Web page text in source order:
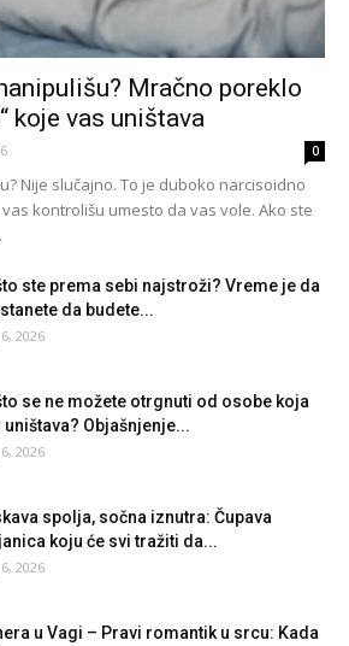
Mračno poreklo
koje vas uništava
0
Nije slučajno. To je duboko narcisoidno
kontrolišu umesto da vas vole. Ako ste
ste prema sebi najstroži? Vreme je da
da budete...
2026
se ne možete otrgnuti od osobe koja
uništava? Objašnjenje...
2026
spolja, sočna iznutra: Čupava
koju će svi tražiti da...
2026
u Vagi – Pravi romantik u srcu: Kada